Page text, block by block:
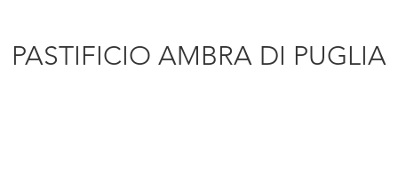
PASTIFICIO AMBRA DI PUGLIA